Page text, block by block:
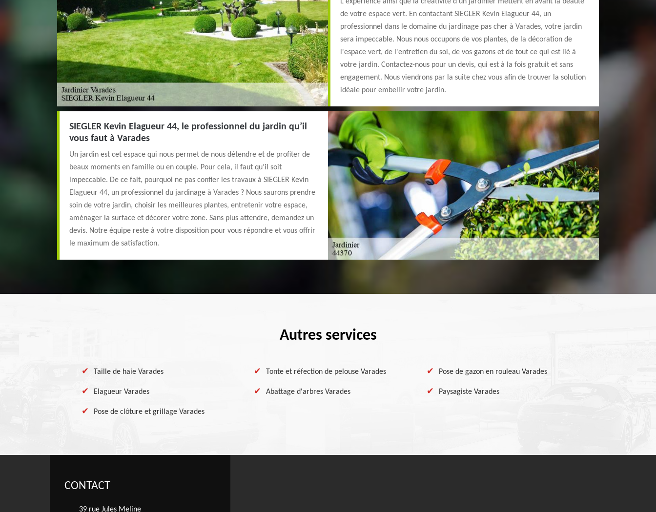
de votre espace vert. En contactant SIEGLER Kevin Elagueur 44, un
professionnel dans le domaine du jardinage pas cher à Varades, votre jardin
sera impeccable. Nous nous occupons de vos plantes, de la décoration de
l'espace vert, de l'entretien du sol, de vos gazons et de tout ce qui est lié à
votre jardin. Contactez-nous pour un devis, qui est à la fois gratuit et sans
engagement. Nous viendrons par la suite chez vous afin de trouver la solution
idéale pour embellir votre jardin.
SIEGLER Kevin Elagueur 44, le professionnel du jardin qu’il
vous faut à Varades
Un jardin est cet espace qui nous permet de nous détendre et de profiter de
beaux moments en famille ou en couple. Pour cela, il faut qu’il soit
impeccable. De ce fait, pourquoi ne pas confier les travaux à SIEGLER Kevin
Elagueur 44, un professionnel du jardinage à Varades ? Nous saurons prendre
soin de votre jardin, choisir les meilleures plantes, entretenir votre espace,
aménager la surface et décorer votre zone. Sans plus attendre, demandez un
devis. Notre équipe reste à votre disposition pour vous répondre et vous offrir
le maximum de satisfaction.
Autres services
Taille de haie Varades Tonte et réfection de pelouse Varades Pose de gazon en rouleau Varades
Elagueur Varades Abattage d'arbres Varades Paysagiste Varades
Pose de clôture et grillage Varades
CONTACT
39 rue Jules Meline